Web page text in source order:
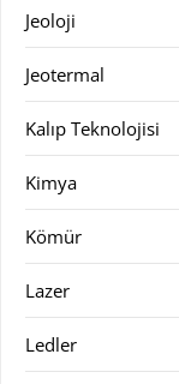
Jeoloji
Jeotermal
Kalıp Teknolojisi
Kimya
Kömür
Lazer
Ledler